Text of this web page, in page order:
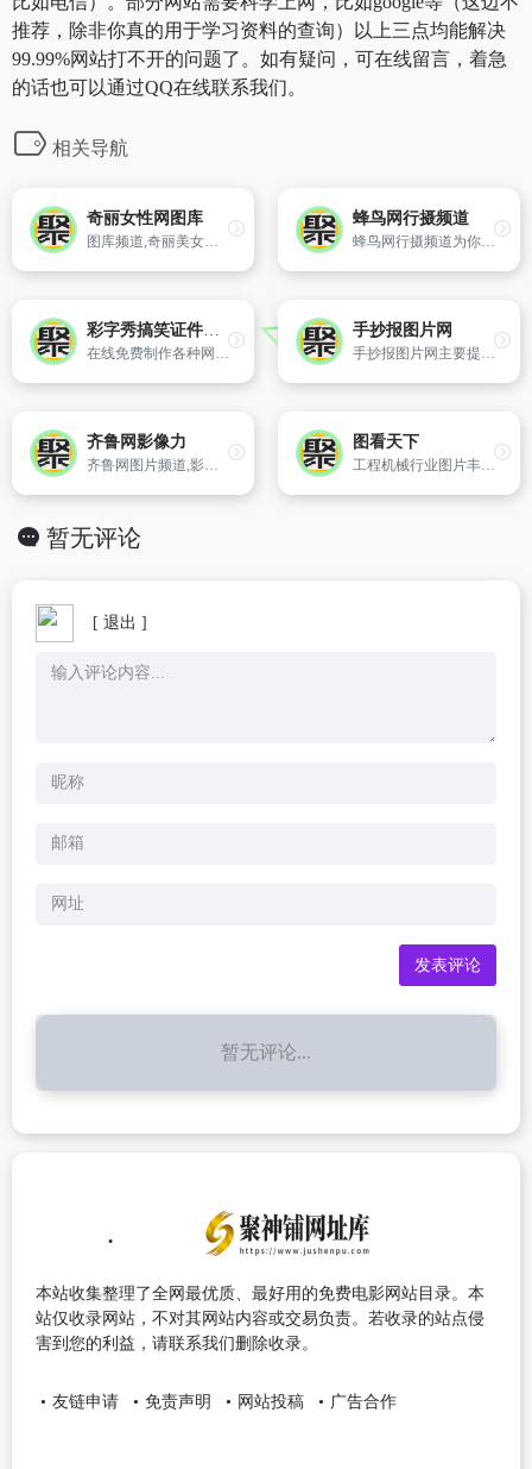
推荐，除非你真的用于学习资料的查询）以上三点均能解决
99.99%网站打不开的问题了。如有疑问，可在线留言，着急
的话也可以通过QQ在线联系我们。
相关导航
奇丽女性网图库
图库频道,奇丽美女图库包括美女,帅哥,男色,明星,性感写真,搞笑图片,图说世界,图片故事,创意趣图,时尚生活,关注新闻焦点的时尚女性图库。
蜂鸟网行摄频道
蜂鸟网行摄频道为你带来国内及境外旅游景点排行,旅游攻略,世界各地美食攻略和图片,边走边拍,行行摄摄,留住世间美景.
彩字秀搞笑证件制作
在线免费制作各种网络证件,搞笑证件,搞笑网络证件,qq证件,qq空间证件等搞笑图片,很简单方便而且特别有意思!
手抄报图片网
手抄报图片网主要提供：小学生手抄报,环保手抄报,健康手抄报, 安全手抄报,手抄报花边, 读书手抄报,手抄报模板等手抄报版面设计图大全!
齐鲁网影像力
齐鲁网图片频道,影像力——图片,图片故事,图片专题,热点新闻图片,齐鲁网高清图片频道
图看天下
工程机械行业图片丰富全的网站之一,包括：工程机械产品图片,新闻图片,人物,展会,事件,会议等
暂无评论
[ 退出 ]
暂无评论...
本站收集整理了全网最优质、最好用的免费电影网站目录。本
站仅收录网站，不对其网站内容或交易负责。若收录的站点侵
害到您的利益，请联系我们删除收录。
友链申请 免责声明 网站投稿 广告合作